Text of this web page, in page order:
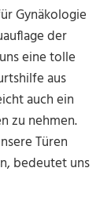
Gynäkologie
der
eine tolle
aus
auch ein
zu nehmen.
Türen
bedeutet uns